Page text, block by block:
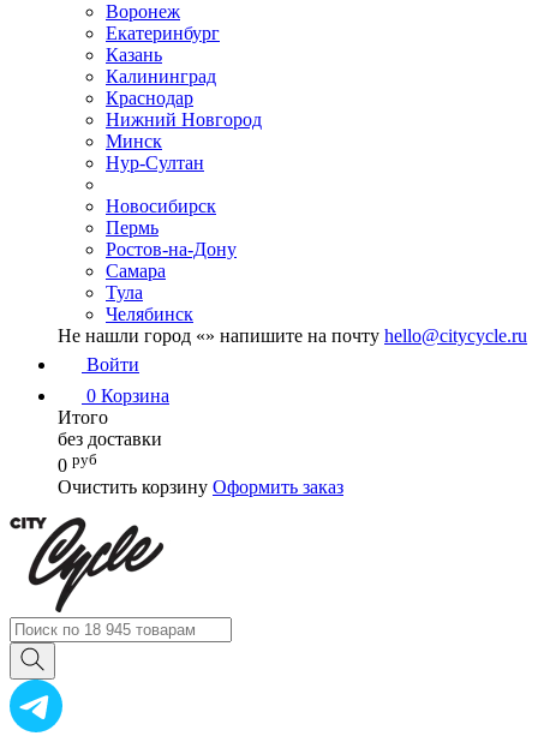
Воронеж
Екатеринбург
Казань
Калининград
Краснодар
Нижний Новгород
Минск
Нур-Султан
Новосибирск
Пермь
Ростов-на-Дону
Самара
Тула
Челябинск
Не нашли город «» напишите на почту hello@citycycle.ru
Войти
0 Корзина
Итого
без доставки
0 руб
Очистить корзину Оформить заказ